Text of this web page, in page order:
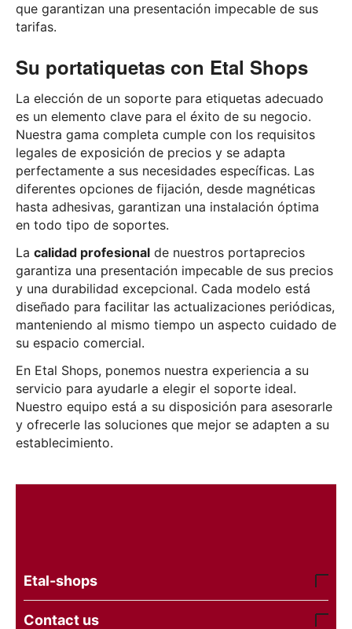
que garantizan una presentación impecable de sus
tarifas.
Su portatiquetas con Etal Shops
La elección de un soporte para etiquetas adecuado
es un elemento clave para el éxito de su negocio.
Nuestra gama completa cumple con los requisitos
legales de exposición de precios y se adapta
perfectamente a sus necesidades específicas. Las
diferentes opciones de fijación, desde magnéticas
hasta adhesivas, garantizan una instalación óptima
en todo tipo de soportes.
La calidad profesional de nuestros portaprecios
garantiza una presentación impecable de sus precios
y una durabilidad excepcional. Cada modelo está
diseñado para facilitar las actualizaciones periódicas,
manteniendo al mismo tiempo un aspecto cuidado de
su espacio comercial.
En Etal Shops, ponemos nuestra experiencia a su
servicio para ayudarle a elegir el soporte ideal.
Nuestro equipo está a su disposición para asesorarle
y ofrecerle las soluciones que mejor se adapten a su
establecimiento.
Etal-shops
Contact us